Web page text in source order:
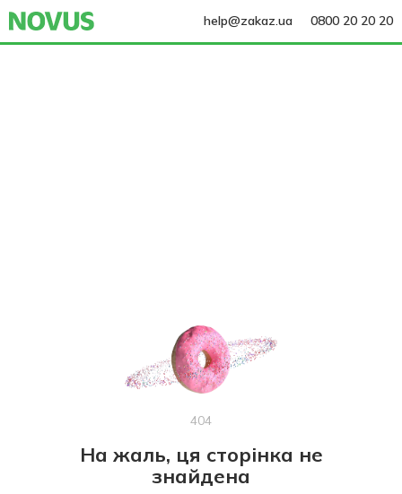
help@zakaz.ua 0800 20 20 20
404
На жаль, ця сторінка не
знайдена